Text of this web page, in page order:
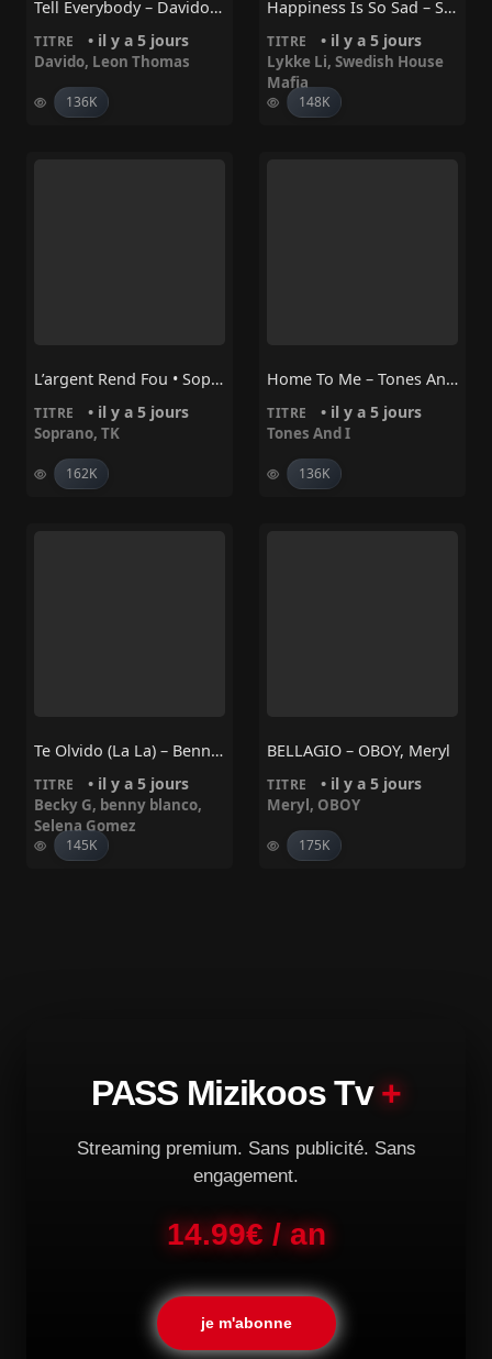
Tell Everybody – Davido, Leon Thomas
TITRE • il y a 5 jours
Davido, Leon Thomas
136K
Happiness Is So Sad – Swedish House Mafia, Lykke Li
TITRE • il y a 5 jours
Lykke Li, Swedish House
Mafia
148K
L’argent Rend Fou • Soprano, TK
TITRE • il y a 5 jours
Soprano, TK
162K
Home To Me – Tones And I
TITRE • il y a 5 jours
Tones And I
136K
Te Olvido (La La) – Benny Blanco, Selena Gomez, Becky G
TITRE • il y a 5 jours
Becky G, benny blanco,
Selena Gomez
145K
BELLAGIO – OBOY, Meryl
TITRE • il y a 5 jours
Meryl, OBOY
175K
PASS Mizikoos Tv+
Streaming premium. Sans publicité. Sans
engagement.
14.99€ / an
je m'abonne